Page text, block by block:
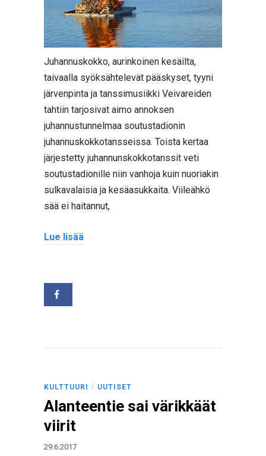
Juhannuskokko, aurinkoinen kesäilta,
taivaalla syöksähtelevät pääskyset, tyyni
järvenpinta ja tanssimusiikki Veivareiden
tahtiin tarjosivat aimo annoksen
juhannustunnelmaa soutustadionin
juhannuskokkotansseissa. Toista kertaa
järjestetty juhannunskokkotanssit veti
soutustadionille niin vanhoja kuin nuoriakin
sulkavalaisia ja kesäasukkaita. Viileähkö
sää ei haitannut,
Lue lisää
KULTTUURI / UUTISET
Alanteentie sai värikkäät
viirit
29.6.2017